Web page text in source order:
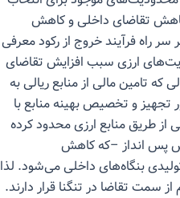
تقاضای داخلی و کاهش
راه فرآیند خروج از رکود معرفی
ارزی سبب افزایش تقاضای
تامین مالی از منابع ریالی به
تجهیز و تخصیص بهینه منابع با
از طریق منابع ارزی محدود کرده
پس انداز –که کاهش
بنگاه‌های داخلی می‌شود. لذا
تقاضا در تنگنا قرار دارند.